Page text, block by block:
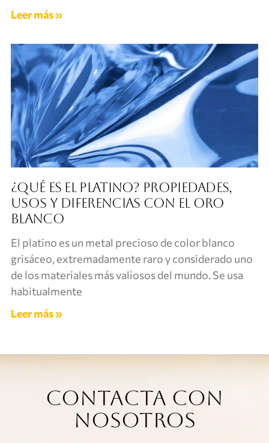
Leer más »
¿Qué es el platino? Propiedades,
usos y diferencias con el oro
blanco
El platino es un metal precioso de color blanco
grisáceo, extremadamente raro y considerado uno
de los materiales más valiosos del mundo. Se usa
habitualmente
Leer más »
Contacta con
nosotros